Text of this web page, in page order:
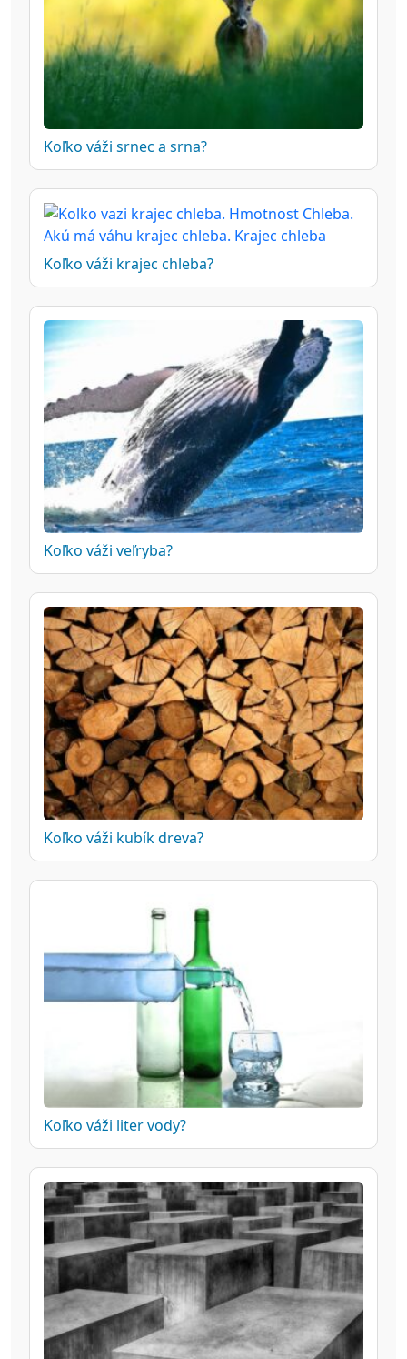
Koľko váži srnec a srna?
Koľko váži krajec chleba?
Koľko váži veľryba?
Koľko váži kubík dreva?
Koľko váži liter vody?